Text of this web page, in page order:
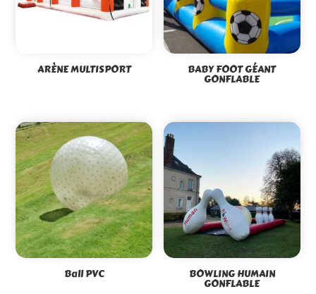
ARÈNE MULTISPORT BABY FOOT GÉANT
GONFLABLE
Ball PVC BOWLING HUMAIN
GONFLABLE